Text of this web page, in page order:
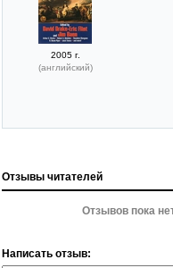
2005 г.
(английский)
Отзывы читателей
Отзывов пока
Написать отзыв: